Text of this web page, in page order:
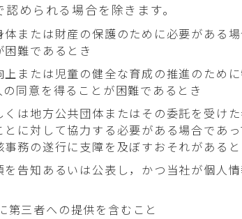
められる場合を除きます。
体または財産の保護のために必要がある
困難であるとき
上または児童の健全な育成の推進のため
の同意を得ることが困難であるとき
くは地方公共団体またはその委託を受け
とに対して協力する必要がある場合であ
事務の遂行に支障を及ぼすおそれがあると
を告知あるいは公表し，かつ当社が個人
第三者への提供を含むこと